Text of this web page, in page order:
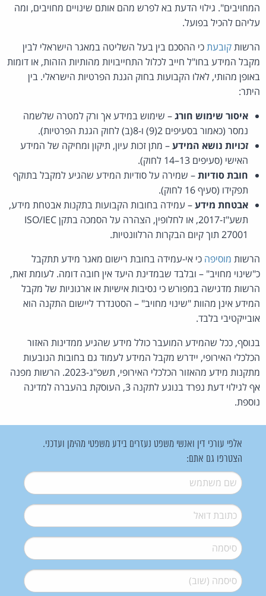
המחויבים". גילוי הדעת בא לפרש מהם אותם שינויים מחויבים, ומה
עליהם להכיל בפועל.
הרשותקובעתכי ההסכם בין בעל השליטה במאגר הישראלי לבין
מקבל המידע בחו"ל חייב לכלול התחייבויות מהותיות הזהות, או דומות
באופן מהותי, לאלו הקבועות בחוק הגנת הפרטיות הישראלי. בין
היתר:
איסור שימוש חורג– שימוש במידע אך ורק למטרה שלשמה
נמסר (כאמור בסעיפים 2(9) ו-8(ב) לחוק הגנת הפרטיות).
זכויות נושא המידע– מתן זכות עיון, תיקון ומחיקה של המידע
האישי (סעיפים 13–14 לחוק).
חובת סודיות– שמירה על סודיות המידע שהגיע למקבל בתוקף
תפקידו (סעיף 16 לחוק).
אבטחת מידע– עמידה בחובות הקבועות בתקנות אבטחת מידע,
תשע"ז-2017, או לחלופין, הצהרה על הסמכה בתקן ISO/IEC
27001 תוך קיום הבקרות הרלוונטיות.
הרשות מוסיפה כי אי-עמידה בחובת רישום מאגר מידע תתקבל
כ"שינוי מחויב" – ובלבד שבמדינת היעד אין חובה דומה. לעומת זאת,
הרשות מדגישה במפורש כי נסיבות אישיות או ארגוניות של מקבל
המידע אינן מהוות "שינוי מחויב" – הסטנדרד ליישום התקנה הוא
אובייקטיבי בלבד.
בנוסף, ככל שהמידע המועבר כולל מידע שהגיע ממדינות האזור
הכלכלי האירופי, יידרש מקבל המידע לעמוד גם בחובות הנובעות
מתקנות מידע מהאזור הכלכלי האירופי, תשפ"ג-2023. הרשות מפנה
אף לגילוי דעת נפרד בנוגע לתקנה 3, העוסקת בהעברה למדינה
נוספת.
אלפי עורכי דין ואנשי משפט נעזרים בידע משפטי מהימן ועדכני.
הצטרפו גם אתם:
שם משתמש*
דואל*
סיסמה*
סיסמה (שוב)*